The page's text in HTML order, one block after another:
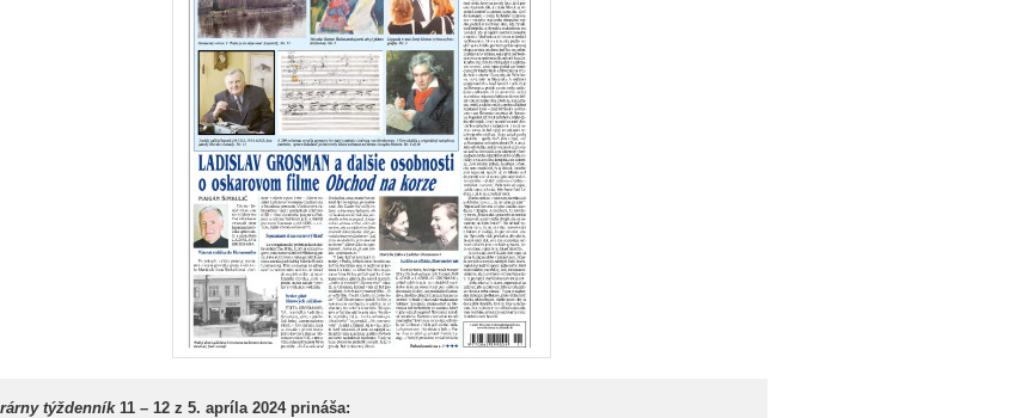
týždenník11 – 12 z 5. apríla 2024 prináša: